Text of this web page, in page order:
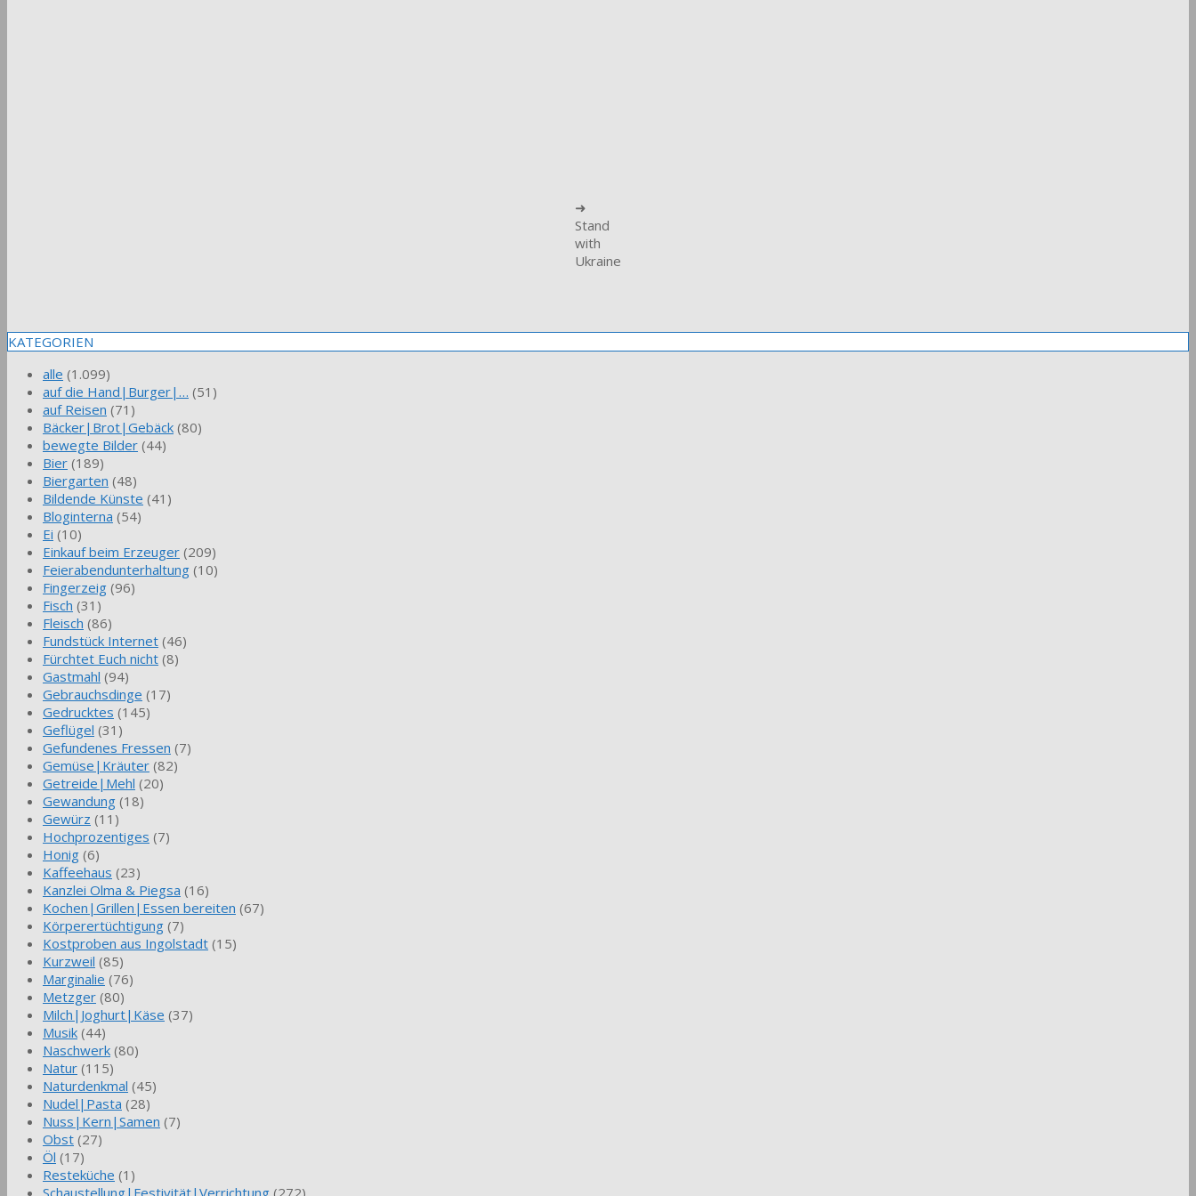
➜
Stand
with
Ukraine
KATEGORIEN
alle (1.099)
auf die Hand|Burger|… (51)
auf Reisen (71)
Bäcker|Brot|Gebäck (80)
bewegte Bilder (44)
Bier (189)
Biergarten (48)
Bildende Künste (41)
Bloginterna (54)
Ei (10)
Einkauf beim Erzeuger (209)
Feierabendunterhaltung (10)
Fingerzeig (96)
Fisch (31)
Fleisch (86)
Fundstück Internet (46)
Fürchtet Euch nicht (8)
Gastmahl (94)
Gebrauchsdinge (17)
Gedrucktes (145)
Geflügel (31)
Gefundenes Fressen (7)
Gemüse|Kräuter (82)
Getreide|Mehl (20)
Gewandung (18)
Gewürz (11)
Hochprozentiges (7)
Honig (6)
Kaffeehaus (23)
Kanzlei Olma & Piegsa (16)
Kochen|Grillen|Essen bereiten (67)
Körperertüchtigung (7)
Kostproben aus Ingolstadt (15)
Kurzweil (85)
Marginalie (76)
Metzger (80)
Milch|Joghurt|Käse (37)
Musik (44)
Naschwerk (80)
Natur (115)
Naturdenkmal (45)
Nudel|Pasta (28)
Nuss|Kern|Samen (7)
Obst (27)
Öl (17)
Resteküche (1)
Schaustellung|Festivität|Verrichtung (272)